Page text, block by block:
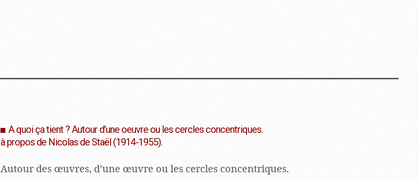
A quoi ça tient ? Autour d’une oeuvre ou les cercles concentriques.
à propos de Nicolas de Staël (1914-1955).
Autour des œuvres, d’une œuvre ou les cercles concentriques.